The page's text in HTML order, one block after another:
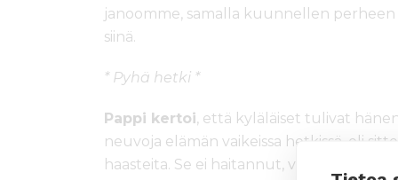
janoomme, samalla kuunnellen
siinä.
* Pyhä hetki *
Pappi kertoi, että kyläläiset tulivat
neuvoja elämän vaikeissa hetkissä, oli
haasteita. Se ei haitannut, vaikka oltiin